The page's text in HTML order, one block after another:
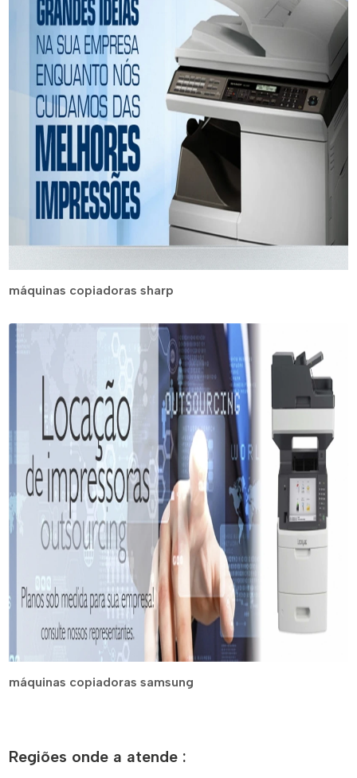
máquinas copiadoras sharp
máquinas copiadoras samsung
Regiões onde a atende :